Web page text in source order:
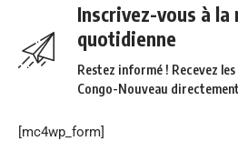
Inscrivez-vous à
quotidienne
Restez informé ! Recevez
Congo-Nouveau
[mc4wp_form]